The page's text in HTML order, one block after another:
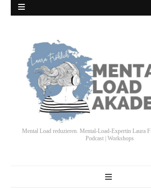
Mental Load reduzieren. Mental-Load-Expertin Laura
Podcast | Workshops